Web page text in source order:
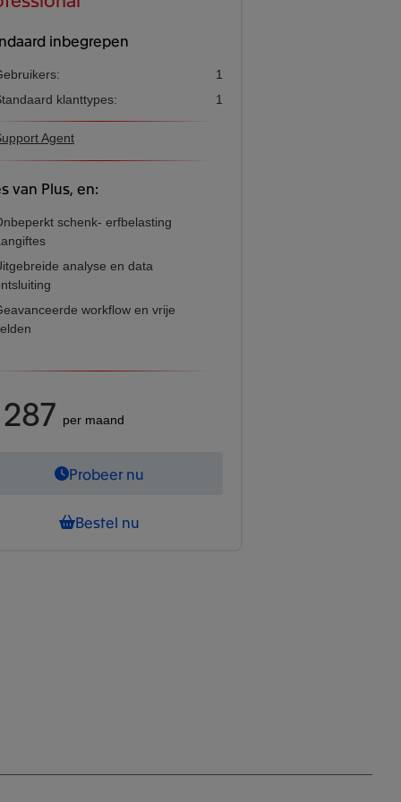
inbegrepen
1
klanttypes:
1
Agent
van Plus, en:
schenk- erfbelasting
analyse en data
workflow en vrije
per maand
Probeer nu
Bestel nu